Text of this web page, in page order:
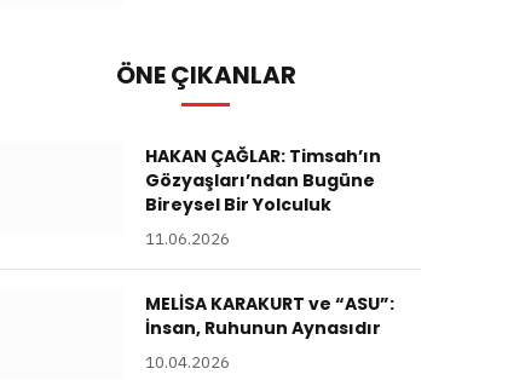
ÖNE ÇIKANLAR
HAKAN ÇAĞLAR: Timsah’ın
Gözyaşları’ndan Bugüne
Bireysel Bir Yolculuk
11.06.2026
MELİSA KARAKURT ve “ASU”:
İnsan, Ruhunun Aynasıdır
10.04.2026